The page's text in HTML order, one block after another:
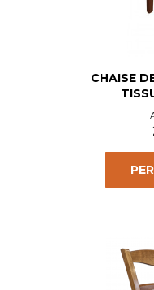
CHAISE